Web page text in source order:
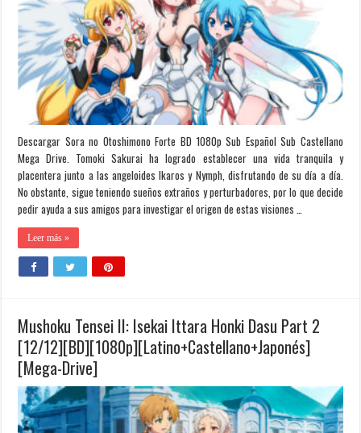
Descargar Sora no Otoshimono Forte BD 1080p Sub Español Sub Castellano
Mega Drive. Tomoki Sakurai ha logrado establecer una vida tranquila y
placentera junto a las angeloides Ikaros y Nymph, disfrutando de su día a día.
No obstante, sigue teniendo sueños extraños y perturbadores, por lo que decide
pedir ayuda a sus amigos para investigar el origen de estas visiones …
Leer más »
Mushoku Tensei II: Isekai Ittara Honki Dasu Part 2
[12/12][BD][1080p][Latino+Castellano+Japonés]
[Mega-Drive]